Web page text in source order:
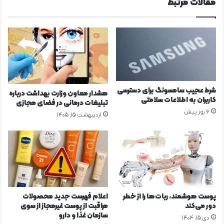
دا
ی
ی
س
ت
ن
ی
د
ن
مقالات مرتبط
شرط عجیب سامسونگ برای دسترسی
کاربران به اطلاعات سلامتی
6 روز پیش
هشدار معاون وزارت بهداشت درباره
تبلیغات درمانی در فضای مجازی
اردیبهشت ۱۵, ۱۴۰۵
پوست هوشمند، ربات‌ها را از خطر
دور می‌کند
دی ۱۵, ۱۴۰۴
اعلام فهرست جدید محصولات
مراقبت از پوست غیرمجاز از سوی
سازمان غذا و دارو